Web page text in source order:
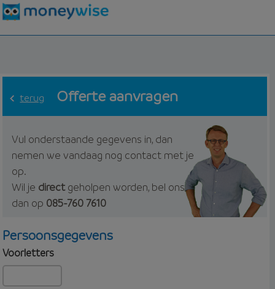
terug Offerte aanvragen
Vul onderstaande gegevens in, dan
nemen we vandaag nog contact met je
op.
Wil je directgeholpen worden, bel ons
dan op 085-760 7610
Persoonsgegevens
Voorletters